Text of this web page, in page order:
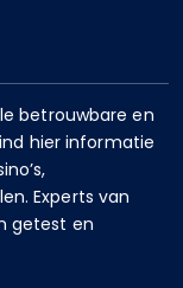
betrouwbare en
hier informatie
Experts van
getest en